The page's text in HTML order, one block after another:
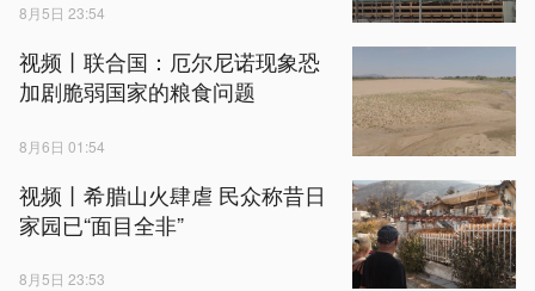
8月5日 23:54
视频丨联合国：厄尔尼诺现象恐
加剧脆弱国家的粮食问题
8月6日 01:54
视频丨希腊山火肆虐 民众称昔日
家园已“面目全非”
8月5日 23:53